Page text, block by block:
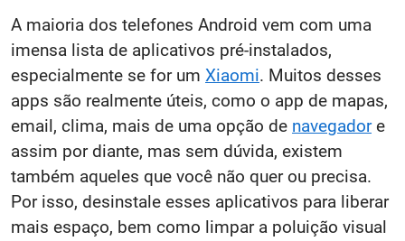
A maioria dos telefones Android vem com uma
imensa lista de aplicativos pré-instalados,
especialmente se for um Xiaomi. Muitos desses
apps são realmente úteis, como o app de mapas,
email, clima, mais de uma opção de navegadore
assim por diante, mas sem dúvida, existem
também aqueles que você não quer ou precisa.
Por isso, desinstale esses aplicativos para liberar
mais espaço, bem como limpar a poluição visual